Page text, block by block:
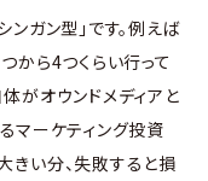
ガン型」です。例えば
から4つくらい行って
がオウンドメディアと
マーケティング投資
きい分、失敗すると損